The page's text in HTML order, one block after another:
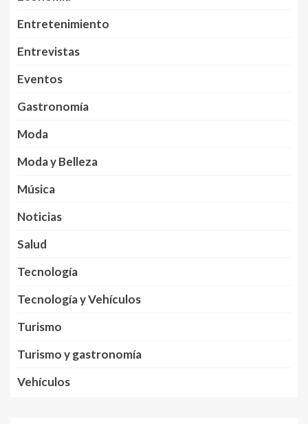
Entretenimiento
Entrevistas
Eventos
Gastronomía
Moda
Moda y Belleza
Música
Noticias
Salud
Tecnología
Tecnología y Vehículos
Turismo
Turismo y gastronomía
Vehículos